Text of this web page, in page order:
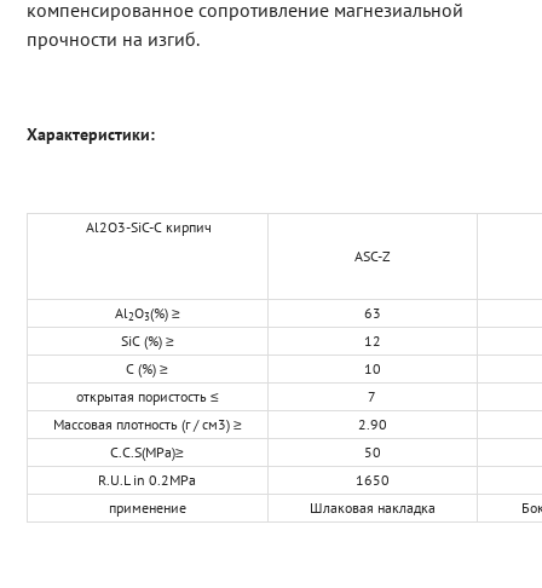
компенсированное сопротивление магнезиальной
прочности на изгиб.
Характеристики:
Al2O3-SiC-C кирпич
ASC-Z
Al2O3(%) ≥
63
SiC (%) ≥
12
C (%) ≥
10
открытая пористость ≤
7
Массовая плотность (г / см3) ≥
2.90
C.C.S(MPa)≥
50
R.U.L in 0.2MPa
1650
применение
Шлаковая накладка